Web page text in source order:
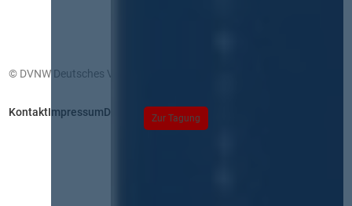
Zur Tagung
© DVNW Deutsches Vergabenetzwerk GmbH
KontaktImpressumDatenschutz